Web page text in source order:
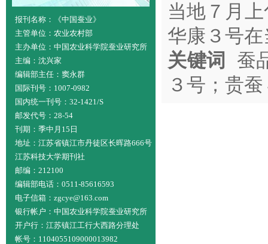
报刊名称：《中国蚕业》
主管单位：农业农村部
主办单位：中国农业科学院蚕业研究所
主编：沈兴家
编辑部主任：窦永群
国际刊号：1007-0982
国内统一刊号：32-1421/S
邮发代号：28-54
刊期：季中月15日
地址：江苏省镇江市丹徒区长晖路666号
江苏科技大学期刊社
邮编：212100
编辑部电话：0511-85616593
电子信箱：zgcye@163.com
银行帐户：中国农业科学院蚕业研究所
开户行：江苏镇江工行大西路分理处
帐号：1104055109000013982
当地７月
华康３号
关键词
蚕
３号；贵